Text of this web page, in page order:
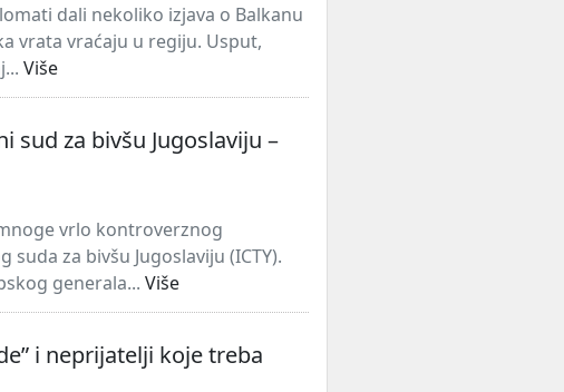
dali nekoliko izjava o Balkanu
vrata vraćaju u regiju. Usput,
Više
sud za bivšu Jugoslaviju –
vrlo kontroverznog
za bivšu Jugoslaviju (ICTY).
generala... Više
i neprijatelji koje treba